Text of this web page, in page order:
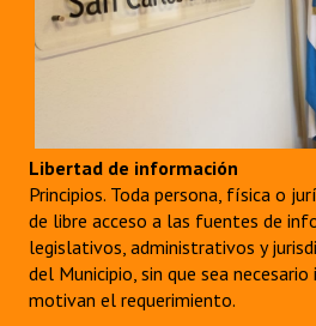
Libertad de información
Principios. Toda persona, física o
de libre acceso a las fuentes de
legislativos, administrativos y
del Municipio, sin que sea
motivan el requerimiento.